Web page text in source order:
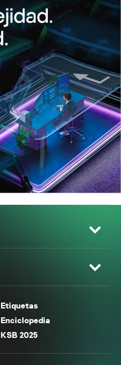
Etiquetas
Enciclopedia
KSB 2025